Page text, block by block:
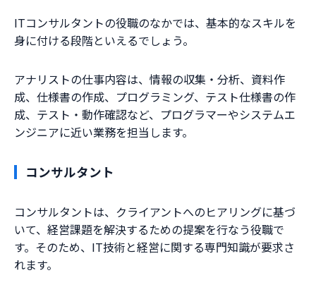
ITコンサルタントの役職のなかでは、基本的なスキルを
身に付ける段階といえるでしょう。
アナリストの仕事内容は、情報の収集・分析、資料作
成、仕様書の作成、プログラミング、テスト仕様書の作
成、テスト・動作確認など、プログラマーやシステムエ
ンジニアに近い業務を担当します。
コンサルタント
コンサルタントは、クライアントへのヒアリングに基づ
いて、経営課題を解決するための提案を行なう役職で
す。そのため、IT技術と経営に関する専門知識が要求さ
れます。